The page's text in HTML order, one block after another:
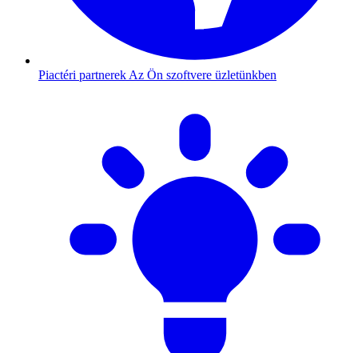
Piactéri partnerek Az Ön szoftvere üzletünkben